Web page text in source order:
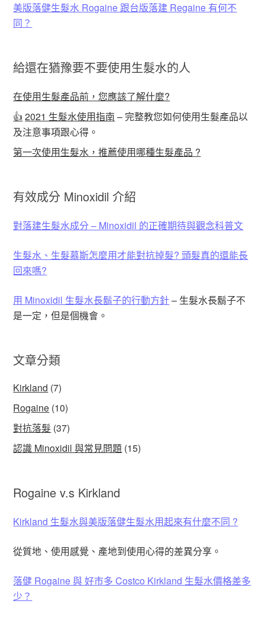
美版落健生髮水 Rogaine 跟台版落建 Regaine 有何不
同？
給還在猶豫要不要使用生髮水的人
在使用生髮產品前，您應該了解什麼?
👍 2021 生髮水使用指南 – 完整教您如何使用生髮產品以
及注意事項跟心得。
第一次使用生髮水，推薦使用哪種生髮產品 ?
有效成分 Minoxidil 介紹
對落建生髮水成分 – Minoxidil 的正確期待與觀念科普文
生髮水、生髮慕斯怎麼用才能對抗掉髮? 頭髮真的還能長
回來嗎?
用 Minoxidil 生髮水長鬍子的行動方針– 生髮水長鬍子不
是一定，但是個機會。
文章分類
Kirkland (7)
Rogaine (10)
對抗落髮 (37)
認識 Minoxidil 與常見問題 (15)
Rogaine v.s Kirkland
Kirkland 生髮水與美版落健生髮水用起來有什麼不同 ?
從質地、使用感覺、產地到使用心得的差異分享。
落健 Rogaine 與 好市多 Costco Kirkland 生髮水價格差多
少？